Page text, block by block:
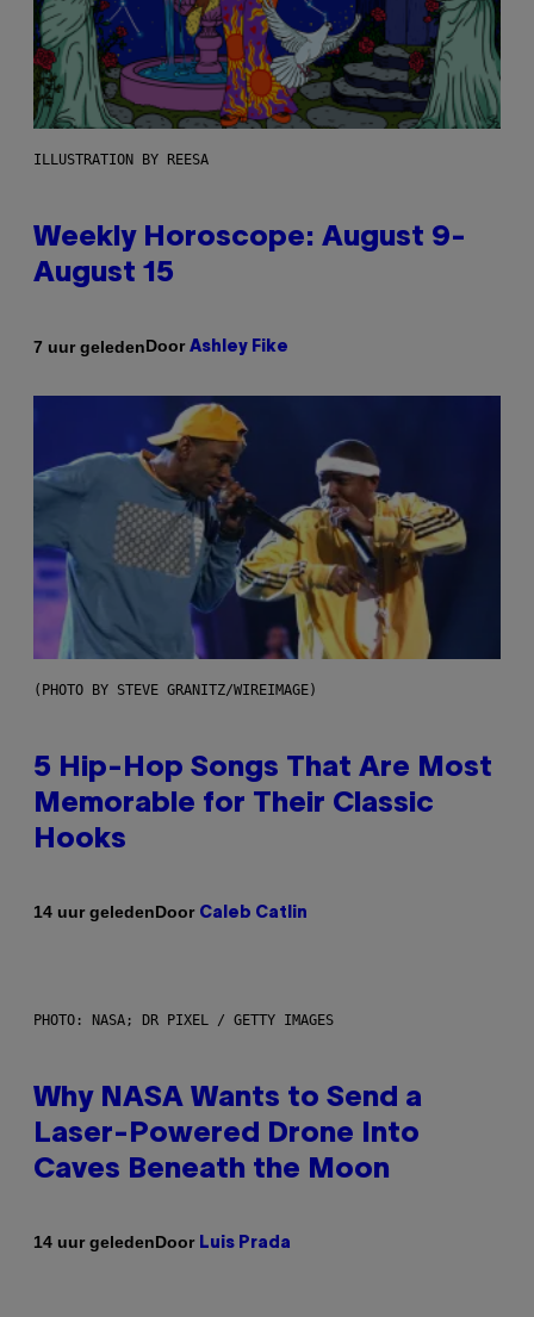
ILLUSTRATION BY REESA
Weekly Horoscope: August 9-
August 15
7 uur geledenDoor Ashley Fike
(PHOTO BY STEVE GRANITZ/WIREIMAGE)
5 Hip-Hop Songs That Are Most
Memorable for Their Classic
Hooks
14 uur geledenDoor Caleb Catlin
PHOTO: NASA; DR PIXEL / GETTY IMAGES
Why NASA Wants to Send a
Laser-Powered Drone Into
Caves Beneath the Moon
14 uur geledenDoor Luis Prada